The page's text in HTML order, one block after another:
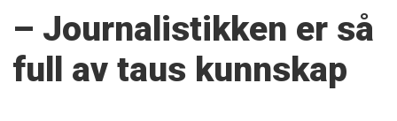
– Journalistikken er så
full av taus kunnskap